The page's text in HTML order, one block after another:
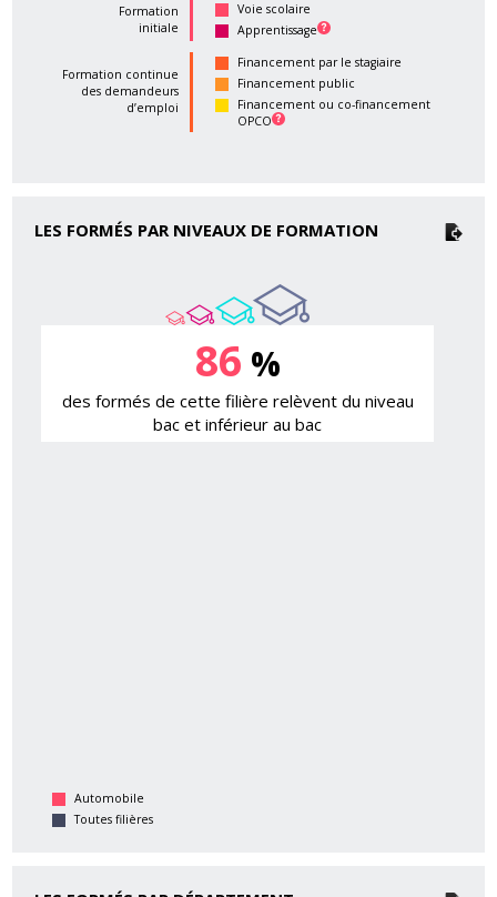
Formation
initiale
Voie scolaire
Apprentissage
Formation continue
des demandeurs
d’emploi
Financement par le stagiaire
Financement public
Financement ou co-financement
OPCO
LES FORMÉS PAR NIVEAUX DE FORMATION
86 %
des formés de cette filière relèvent du niveau
bac et inférieur au bac
Automobile
Toutes filières